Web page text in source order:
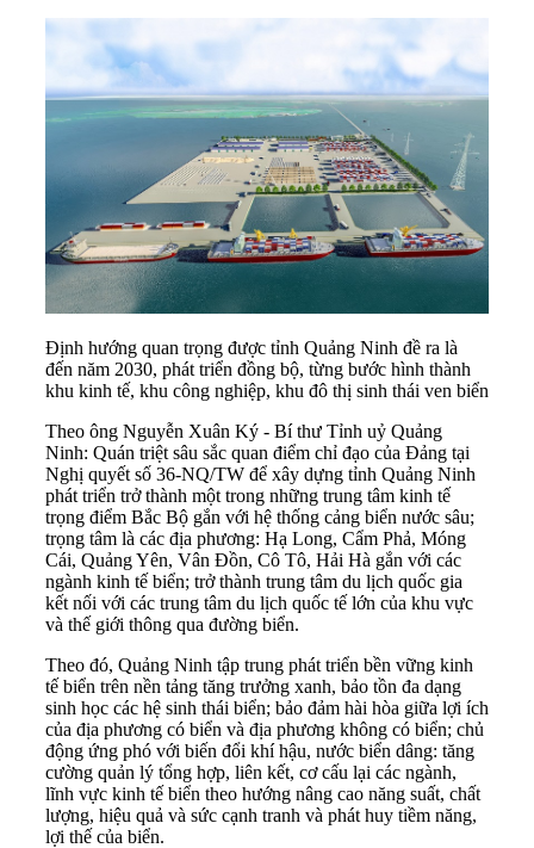
Định hướng quan trọng được tỉnh Quảng Ninh đề ra là
đến năm 2030, phát triển đồng bộ, từng bước hình thành
khu kinh tế, khu công nghiệp, khu đô thị sinh thái ven biển
Theo ông Nguyễn Xuân Ký - Bí thư Tỉnh uỷ Quảng
Ninh: Quán triệt sâu sắc quan điểm chỉ đạo của Đảng tại
Nghị quyết số 36-NQ/TW để xây dựng tỉnh Quảng Ninh
phát triển trở thành một trong những trung tâm kinh tế
trọng điểm Bắc Bộ gắn với hệ thống cảng biển nước sâu;
trọng tâm là các địa phương: Hạ Long, Cẩm Phả, Móng
Cái, Quảng Yên, Vân Đồn, Cô Tô, Hải Hà gắn với các
ngành kinh tế biển; trở thành trung tâm du lịch quốc gia
kết nối với các trung tâm du lịch quốc tế lớn của khu vực
và thế giới thông qua đường biển.
Theo đó, Quảng Ninh tập trung phát triển bền vững kinh
tế biển trên nền tảng tăng trưởng xanh, bảo tồn đa dạng
sinh học các hệ sinh thái biển; bảo đảm hài hòa giữa lợi ích
của địa phương có biển và địa phương không có biển; chủ
động ứng phó với biến đổi khí hậu, nước biển dâng: tăng
cường quản lý tổng hợp, liên kết, cơ cấu lại các ngành,
lĩnh vực kinh tế biển theo hướng nâng cao năng suất, chất
lượng, hiệu quả và sức cạnh tranh và phát huy tiềm năng,
lợi thế của biển.